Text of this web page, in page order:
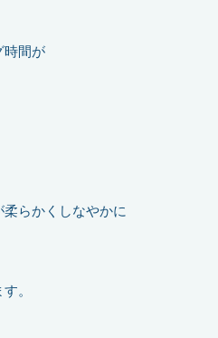
時間が
らかくしなやかに
。